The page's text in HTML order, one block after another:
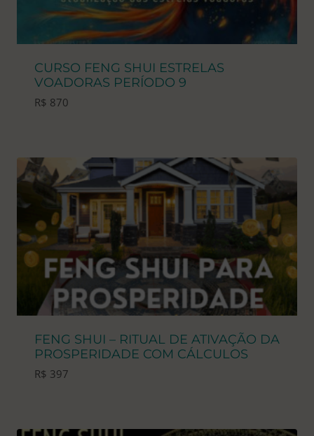
CURSO FENG SHUI ESTRELAS
VOADORAS PERÍODO 9
R$ 870
FENG SHUI – RITUAL DE ATIVAÇÃO DA
PROSPERIDADE COM CÁLCULOS
R$ 397